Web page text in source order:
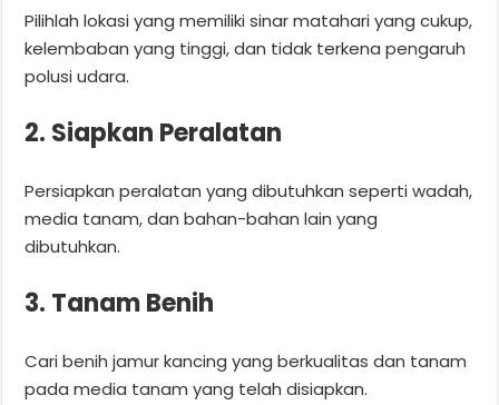
Pilihlah lokasi yang memiliki sinar matahari yang cukup,
kelembaban yang tinggi, dan tidak terkena pengaruh
polusi udara.
2. Siapkan Peralatan
Persiapkan peralatan yang dibutuhkan seperti wadah,
media tanam, dan bahan-bahan lain yang
dibutuhkan.
3. Tanam Benih
Cari benih jamur kancing yang berkualitas dan tanam
pada media tanam yang telah disiapkan.